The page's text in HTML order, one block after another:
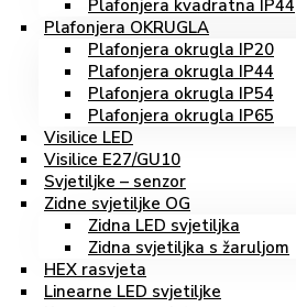
Plafonjera kvadratna IP44
Plafonjera OKRUGLA
Plafonjera okrugla IP20
Plafonjera okrugla IP44
Plafonjera okrugla IP54
Plafonjera okrugla IP65
Visilice LED
Visilice E27/GU10
Svjetiljke – senzor
Zidne svjetiljke OG
Zidna LED svjetiljka
Zidna svjetiljka s žaruljom
HEX rasvjeta
Linearne LED svjetiljke